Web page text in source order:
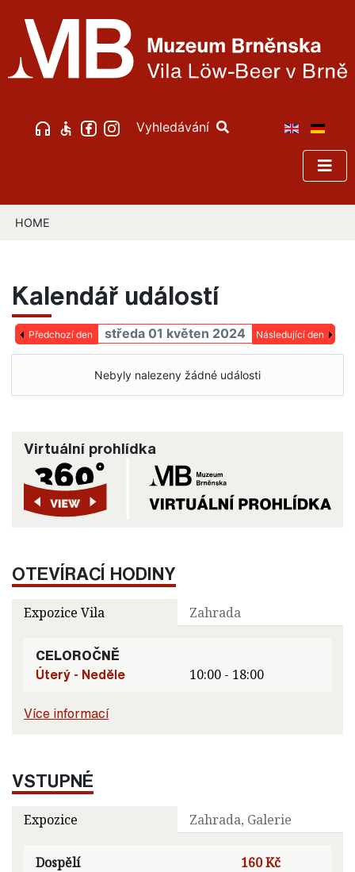
Vyhledávání
HOME
Kalendář událostí
Předchozí den středa 01 květen 2024 Následující den
Nebyly nalezeny žádné události
Virtuální prohlídka
OTEVÍRACÍ HODINY
Expozice Vila Zahrada
CELOROČNĚ
Úterý - Neděle
10:00 - 18:00
Více informací
VSTUPNÉ
Expozice Zahrada, Galerie
Dospělí 160 Kč